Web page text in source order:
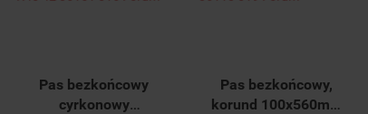
Pas bezkońcowy
cyrkonowy
Pas bezkońcowy,
korund 100x560mm